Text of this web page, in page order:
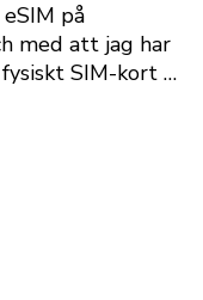
på
med att jag har
SIM-kort …